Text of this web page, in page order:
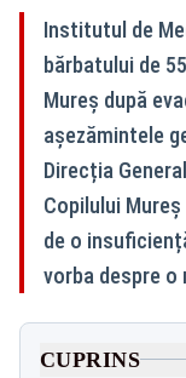
Institutul de
bărbatului de
Mureș după
așezămintele
Direcția
Copilului
de o
vorba despre
CUPRINS